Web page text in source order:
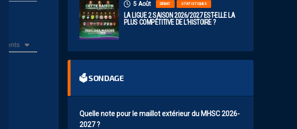
5 Août DÉBAT STATISTIQUES
LA LIGUE 2 SAISON 2026/2027 EST-ELLE LA
PLUS COMPÉTITIVE DE L’HISTOIRE ?
🗳 SONDAGE
Quelle note pour le maillot extérieur du MHSC 2026-
2027 ?